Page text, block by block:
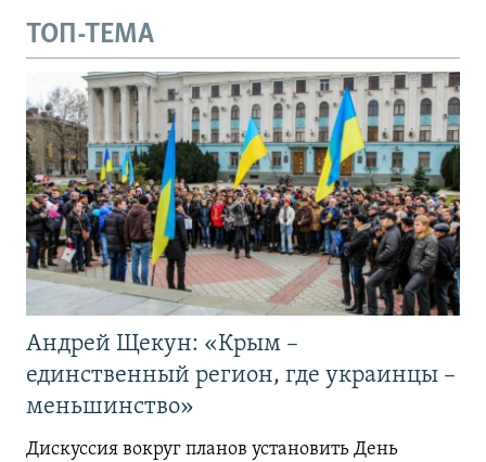
ТОП-ТЕМА
Андрей Щекун: «Крым –
единственный регион, где украинцы –
меньшинство»
Дискуссия вокруг планов установить День